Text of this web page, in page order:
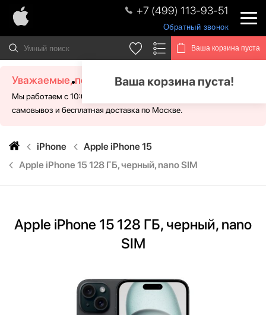
+7 (499) 113-93-51
Обратный звонок
Ваша корзина пуста
Ваша корзина пуста!
Уважаемые, посетители!
Мы работаем с 10:00 - 21:00 без выходных. Для Вас доступен
самовывоз и бесплатная доставка по Москве.
iPhone
Apple iPhone 15
Apple iPhone 15 128 ГБ, черный, nano SIM
Apple iPhone 15 128 ГБ, черный, nano
SIM